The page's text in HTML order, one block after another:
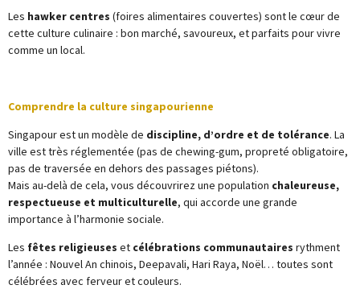
Les hawker centres (foires alimentaires couvertes) sont le cœur de
cette culture culinaire : bon marché, savoureux, et parfaits pour vivre
comme un local.
Comprendre la culture singapourienne
Singapour est un modèle de discipline, d’ordre et de tolérance. La
ville est très réglementée (pas de chewing-gum, propreté obligatoire,
pas de traversée en dehors des passages piétons).
Mais au-delà de cela, vous découvrirez une population chaleureuse,
respectueuse et multiculturelle, qui accorde une grande
importance à l’harmonie sociale.
Les fêtes religieuses et célébrations communautaires rythment
l’année : Nouvel An chinois, Deepavali, Hari Raya, Noël… toutes sont
célébrées avec ferveur et couleurs.